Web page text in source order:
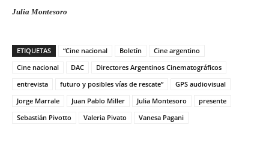
Julia Montesoro
ETIQUETAS “Cine nacional Boletín
Cine argentino
Cine nacional
DAC
Directores Argentinos Cinematográficos
entrevista
futuro y posibles vías de rescate”
GPS audiovisual
Jorge Marrale
Juan Pablo Miller Julia Montesoro
presente
Sebastián Pivotto
Valeria Pivato Vanesa Pagani